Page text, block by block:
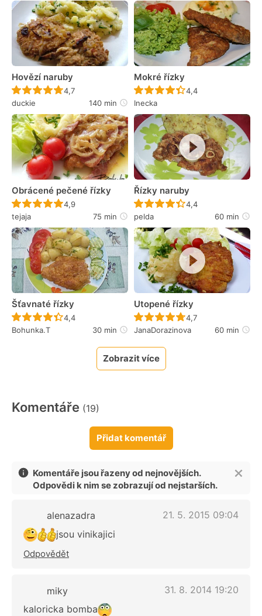
Hovězí naruby
Recept ještě nebyl hodnocen
4,7
duckie
140 min
Mokré řízky
Recept ještě nebyl
4,4
Inecka
Obrácené pečené řízky
Recept ještě nebyl hodnocen
4,9
tejaja
75 min
Řízky naruby
Recept ještě nebyl
4,4
pelda
60 min
Šťavnaté řízky
Recept ještě nebyl hodnocen
4,4
Bohunka.T
30 min
Utopené řízky
Recept ještě nebyl
4,7
JanaDorazinova
60 min
Zobrazit více
Komentáře (19)
Přidat komentář
Komentáře jsou řazeny od nejnovějších.
Odpovědi k nim se zobrazují od nejstarších.
alenazadra
21. 5. 2015 09:04
jsou vinikajici
Odpovědět
miky
31. 8. 2014 19:20
kaloricka bomba